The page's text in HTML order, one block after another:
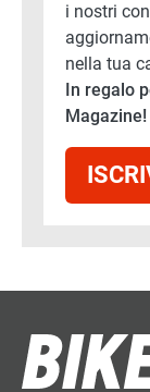
i nostri
nella tua
In regalo
Magazine!